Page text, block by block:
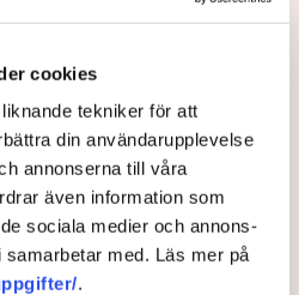
cookies
tekniker för att
din användarupplevelse
annonserna till våra
även information som
sociala medier och annons-
med. Läs mer på
.
Pen i fransk